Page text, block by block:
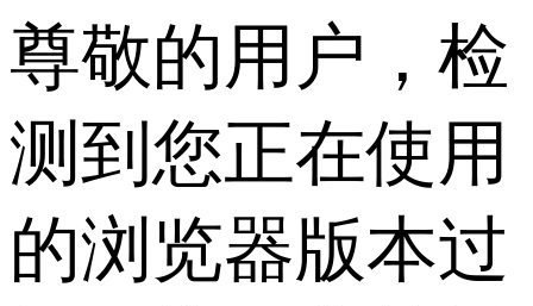
尊敬的用户，检
测到您正在使用
的浏览器版本过